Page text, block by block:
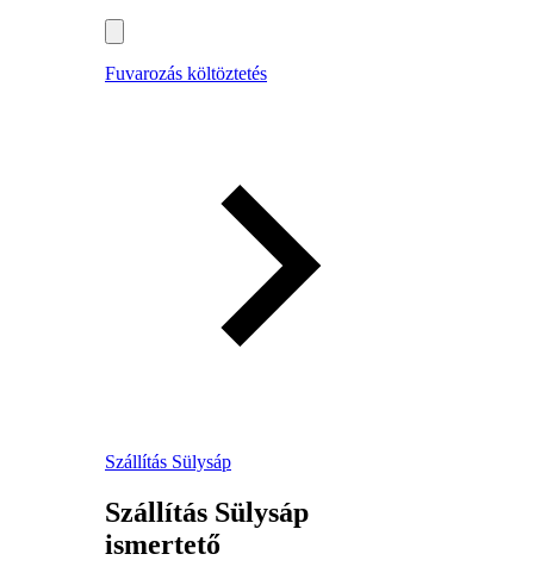
Fuvarozás költöztetés
Szállítás Sülysáp
Szállítás Sülysáp
ismertető